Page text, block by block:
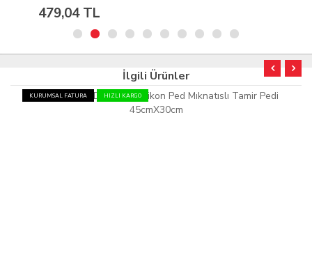
479,04 TL
İlgili Ürünler
KURUMSAL FATURA HIZLI KARGO